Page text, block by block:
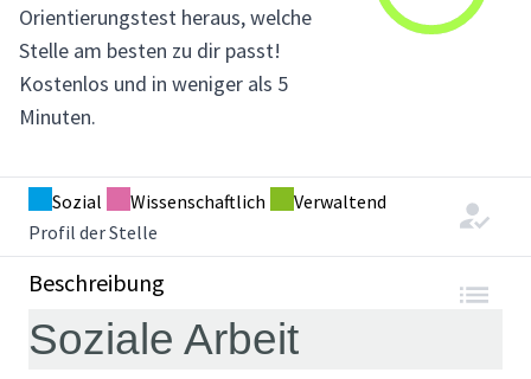
Orientierungstest heraus, welche
Stelle am besten zu dir passt!
Kostenlos und in weniger als 5
Minuten.
Sozial Wissenschaftlich
Verwaltend
Profil der Stelle
Beschreibung
Soziale Arbeit